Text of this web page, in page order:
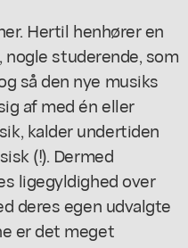
Hertil henhører en
studerende, som
så den nye musiks
af med én eller
kalder undertiden
(!). Dermed
ligegyldighed over
deres egen udvalgte
er det meget